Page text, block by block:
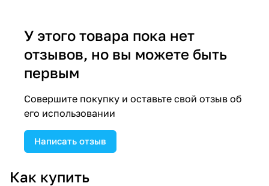
У этого товара пока нет
отзывов, но вы можете быть
первым
Совершите покупку и оставьте свой отзыв об
его использовании
Написать отзыв
Как купить